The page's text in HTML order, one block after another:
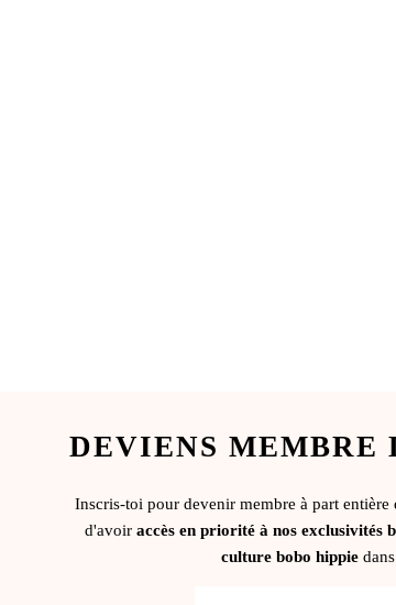
DEVIENS MEMBRE
Inscris-toi pour devenir membre à part entière
d'avoir accès en priorité à nos exclusivités
culture bobo hippie